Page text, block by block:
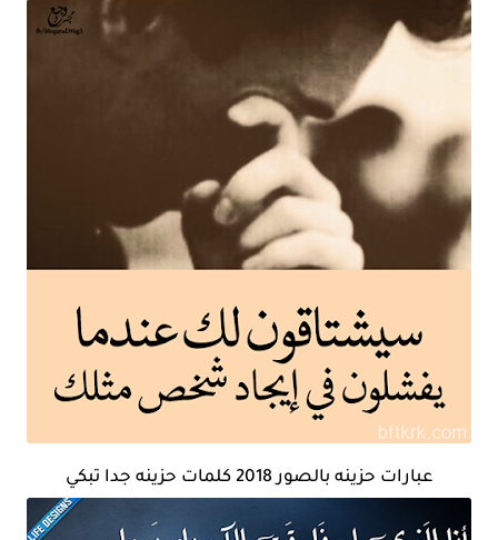
عبارات حزينه بالصور 2018 كلمات حزينه جدا تبكي